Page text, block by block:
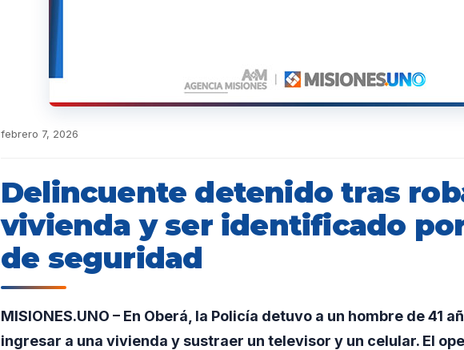
febrero 7, 2026
Delincuente detenido tras
vivienda y ser identificado
de seguridad
MISIONES.UNO – En Oberá, la Policía detuvo a un hombre de 41
ingresar a una vivienda y sustraer un televisor y un celular. El